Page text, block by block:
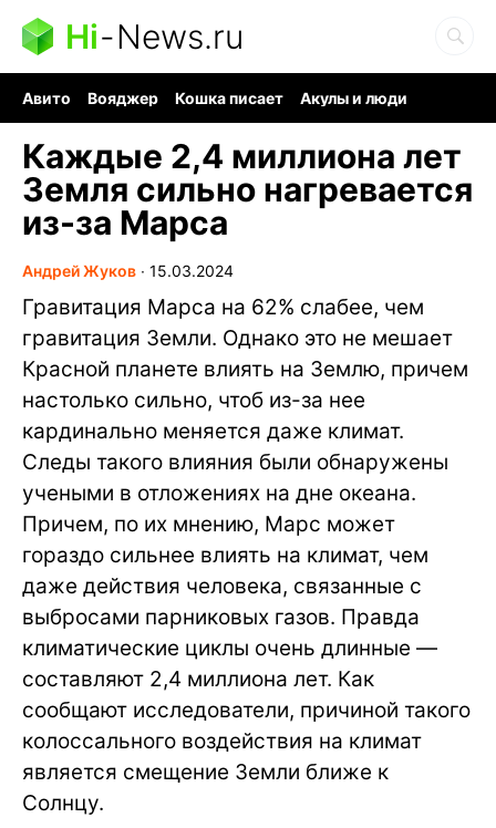
Hi-News.ru
Авито Вояджер Кошка писает
Акулы и люди
Каждые 2,4 миллиона лет
Земля сильно нагревается
из-за Марса
Андрей Жуков ∙ 15.03.2024
Гравитация Марса на 62% слабее, чем
гравитация Земли. Однако это не мешает
Красной планете влиять на Землю, причем
настолько сильно, чтоб из-за нее
кардинально меняется даже климат.
Следы такого влияния были обнаружены
учеными в отложениях на дне океана.
Причем, по их мнению, Марс может
гораздо сильнее влиять на климат, чем
даже действия человека, связанные с
выбросами парниковых газов. Правда
климатические циклы очень длинные —
составляют 2,4 миллиона лет. Как
сообщают исследователи, причиной такого
колоссального воздействия на климат
является смещение Земли ближе к
Солнцу.